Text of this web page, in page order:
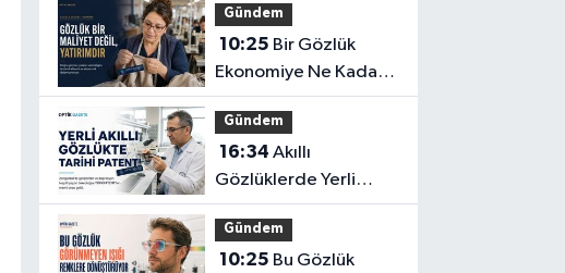
Başına Yeterli mi?
Gündem
10:25
Ekonomiye Ne Kadar
Katkı Sağlayabilir?
Gündem
16:34 Akıllı
Gözlüklerde Yerli
İnovasyon: Depresyon
Teşhis Eden Gözlüğe
Türkpatent Onayı
Gündem
10:25